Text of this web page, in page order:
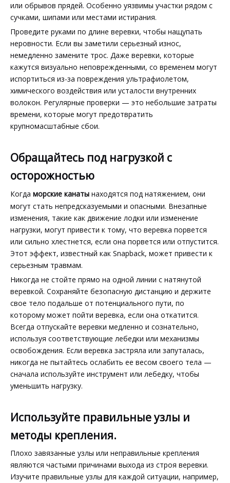
или обрывов прядей. Особенно уязвимы участки рядом с
сучками, шипами или местами истирания.
Проведите руками по длине веревки, чтобы нащупать
неровности. Если вы заметили серьезный износ,
немедленно замените трос. Даже веревки, которые
кажутся визуально неповрежденными, со временем могут
испортиться из-за повреждения ультрафиолетом,
химического воздействия или усталости внутренних
волокон. Регулярные проверки — это небольшие затраты
времени, которые могут предотвратить
крупномасштабные сбои.
Обращайтесь под нагрузкой с
осторожностью
Когда морские канаты находятся под натяжением, они
могут стать непредсказуемыми и опасными. Внезапные
изменения, такие как движение лодки или изменение
нагрузки, могут привести к тому, что веревка порвется
или сильно хлестнется, если она порвется или отпустится.
Этот эффект, известный как Snapback, может привести к
серьезным травмам.
Никогда не стойте прямо на одной линии с натянутой
веревкой. Сохраняйте безопасную дистанцию ​​и держите
свое тело подальше от потенциального пути, по
которому может пойти веревка, если она откатится.
Всегда отпускайте веревки медленно и сознательно,
используя соответствующие лебедки или механизмы
освобождения. Если веревка застряла или запуталась,
никогда не пытайтесь ослабить ее весом своего тела —
сначала используйте инструмент или лебедку, чтобы
уменьшить нагрузку.
Используйте правильные узлы и
методы крепления.
Плохо завязанные узлы или неправильные крепления
являются частыми причинами выхода из строя веревки.
Изучите правильные узлы для каждой ситуации, например,